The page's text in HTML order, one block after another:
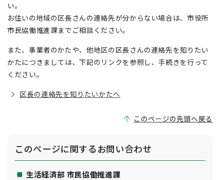
い。
お住いの地域の区長さんの連絡先が分からない場合は、市役所
市民協働推進課までご相談ください。
また、事業者のかたや、他地区の区長さんの連絡先を知りたい
かたにつきましては、下記のリンクを参照し、手続きを行って
ください。
区長の連絡先を知りたいかたへ
このページの先頭へ戻る
このページに関するお問い合わせ
生活経済部 市民協働推進課